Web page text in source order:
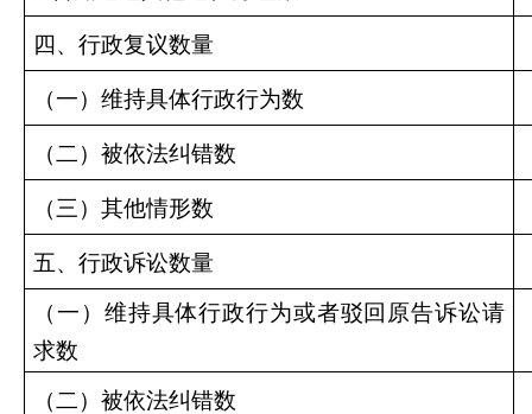
四、行政复议数量
（一）维持具体行政行为数
（二）被依法纠错数
（三）其他情形数
五、行政诉讼数量
（一）维持具体行政行为或者驳回原告诉讼请
求数
（二）被依法纠错数